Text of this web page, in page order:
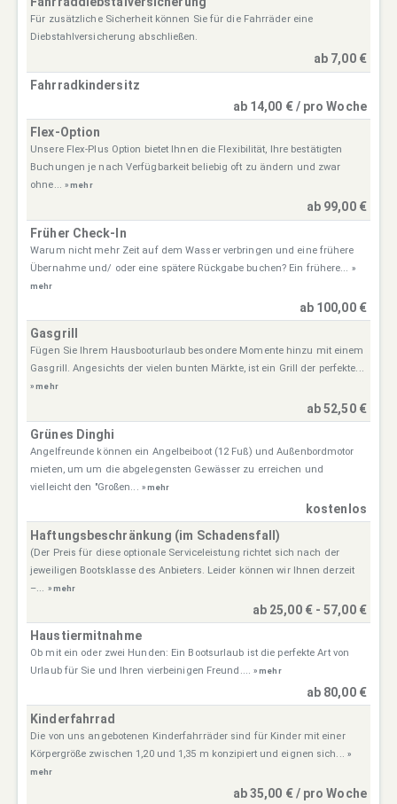
Für zusätzliche Sicherheit können Sie für die Fahrräder eine
Diebstahlversicherung abschließen.
ab 7,00 €
Fahrradkindersitz
ab 14,00 € / pro Woche
Flex-Option
Unsere Flex-Plus Option bietet Ihnen die Flexibilität, Ihre bestätigten
Buchungen je nach Verfügbarkeit beliebig oft zu ändern und zwar
ohne... » mehr
ab 99,00 €
Früher Check-In
Warum nicht mehr Zeit auf dem Wasser verbringen und eine frühere
Übernahme und/ oder eine spätere Rückgabe buchen? Ein frühere... »
mehr
ab 100,00 €
Gasgrill
Fügen Sie Ihrem Hausbooturlaub besondere Momente hinzu mit einem
Gasgrill. Angesichts der vielen bunten Märkte, ist ein Grill der perfekte...
» mehr
ab 52,50 €
Grünes Dinghi
Angelfreunde können ein Angelbeiboot (12 Fuß) und Außenbordmotor
mieten, um um die abgelegensten Gewässer zu erreichen und
vielleicht den "Großen... » mehr
kostenlos
Haftungsbeschränkung (im Schadensfall)
(Der Preis für diese optionale Serviceleistung richtet sich nach der
jeweiligen Bootsklasse des Anbieters. Leider können wir Ihnen derzeit
–...
» mehr
ab 25,00 € - 57,00 €
Haustiermitnahme
Ob mit ein oder zwei Hunden: Ein Bootsurlaub ist die perfekte Art von
Urlaub für Sie und Ihren vierbeinigen Freund....» mehr
ab 80,00 €
Kinderfahrrad
Die von uns angebotenen Kinderfahrräder sind für Kinder mit einer
Körpergröße zwischen 1,20 und 1,35 m konzipiert und eignen sich... »
mehr
ab 35,00 € / pro Woche